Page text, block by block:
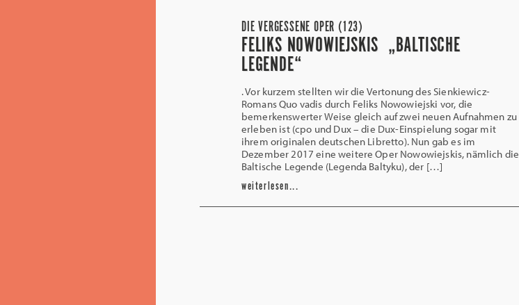
DIE VERGESSENE OPER (123)
FELIKS NOWOWIEJSKIS „BALTISCHE
LEGENDE“
. Vor kurzem stellten wir die Vertonung des Sienkiewicz-
Romans Quo vadis durch Feliks Nowowiejski vor, die
bemerkenswerter Weise gleich auf zwei neuen Aufnahmen zu
erleben ist (cpo und Dux – die Dux-Einspielung sogar mit
ihrem originalen deutschen Libretto). Nun gab es im
Dezember 2017 eine weitere Oper Nowowiejskis, nämlich die
Baltische Legende (Legenda Baltyku), der […]
weiterlesen...